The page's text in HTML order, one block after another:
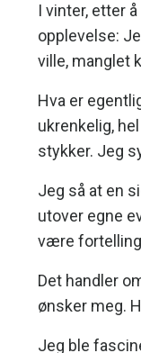
I vinter, etter
opplevelse:
ville, manglet
Hva er
ukrenkelig,
stykker. Jeg
Jeg så at en
utover egne
være
Det handler
ønsker meg.
Jeg ble